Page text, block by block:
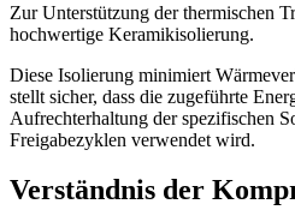
Zur Unterstützung der thermischen
hochwertige Keramikisolierung.
Diese Isolierung minimiert
stellt sicher, dass die zugeführte
Aufrechterhaltung der spezifischen
Freigabezyklen verwendet wird.
Verständnis der